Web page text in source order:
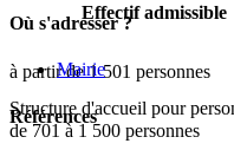
Effectif admissible
à partir de 1 501 personnes
de 701 à 1 500 personnes
Structure d'accueil pour
Où s'adresser ?
Mairie
Références